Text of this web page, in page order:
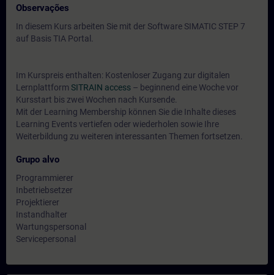
Observações
In diesem Kurs arbeiten Sie mit der Software SIMATIC STEP 7
auf Basis TIA Portal.
Im Kurspreis enthalten: Kostenloser Zugang zur digitalen
Lernplattform SITRAIN access – beginnend eine Woche vor
Kursstart bis zwei Wochen nach Kursende.
Mit der Learning Membership können Sie die Inhalte dieses
Learning Events vertiefen oder wiederholen sowie Ihre
Weiterbildung zu weiteren interessanten Themen fortsetzen.
Grupo alvo
Programmierer
Inbetriebsetzer
Projektierer
Instandhalter
Wartungspersonal
Servicepersonal